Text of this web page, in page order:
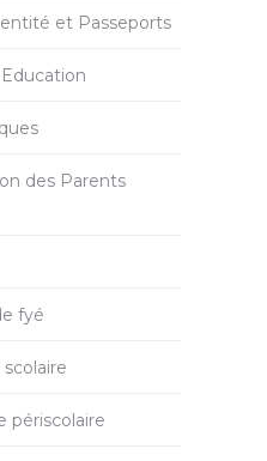
et Passeports
des Parents
fyé
périscolaire